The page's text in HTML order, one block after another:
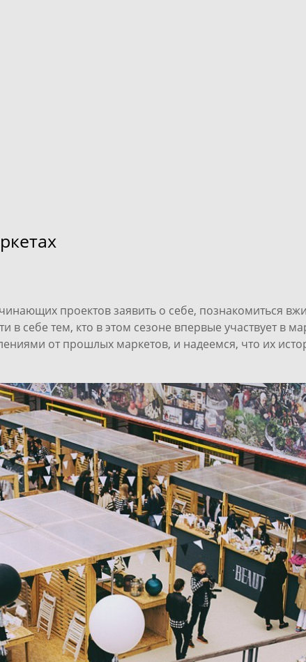
проектов заявить о себе, познакомиться
себе тем, кто в этом сезоне впервые участвует в
от прошлых маркетов, и надеемся, что их